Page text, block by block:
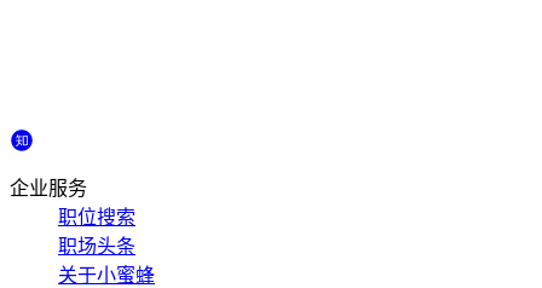
企业服务
职位搜索
职场头条
关于小蜜蜂